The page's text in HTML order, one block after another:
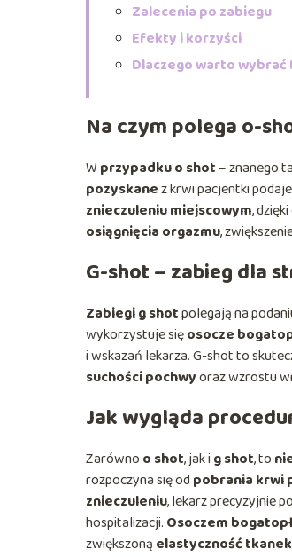
Zalecenia po zabiegu
Efekty i korzyści
Dlaczego warto wybrać
Na czym polega o-
W przypadku o shot – znanego
pozyskanez krwi pacjentki
znieczuleniu miejscowym,
osiągnięcia orgazmu,
G-shot – zabieg dla
Zabiegi g shotpolegają na
wykorzystuje sięosocze
i wskazań lekarza. G-shot to
suchości pochwyoraz wzrostu
Jak wygląda
Zarówno o shot, jak i g shot, to
rozpoczyna się od pobrania krwi
znieczuleniu, lekarz precyzyjnie
hospitalizacji. Osoczem
zwiększoną elastyczność tkanek